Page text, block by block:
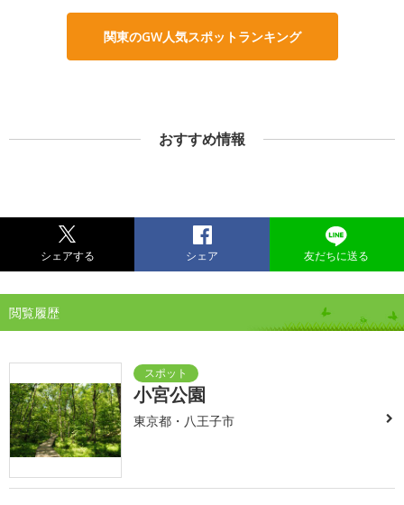
関東のGW人気スポットランキング
おすすめ情報
シェアする シェア 友だちに送る
閲覧履歴
小宮公園
東京都・八王子市